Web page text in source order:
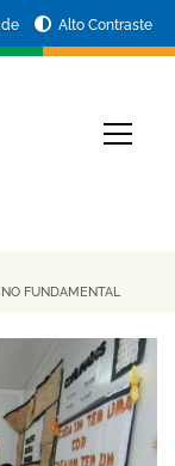
Alto Contraste
FUNDAMENTAL